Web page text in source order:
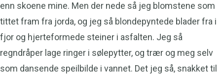
enn skoene mine. Men der nede så jeg blomstene som
tittet fram fra jorda, og jeg så blondepyntede blader fra i
fjor og hjerteformede steiner i asfalten. Jeg så
regndråper lage ringer i sølepytter, og trær og meg selv
som dansende speilbilde i vannet. Det jeg så, snakket til